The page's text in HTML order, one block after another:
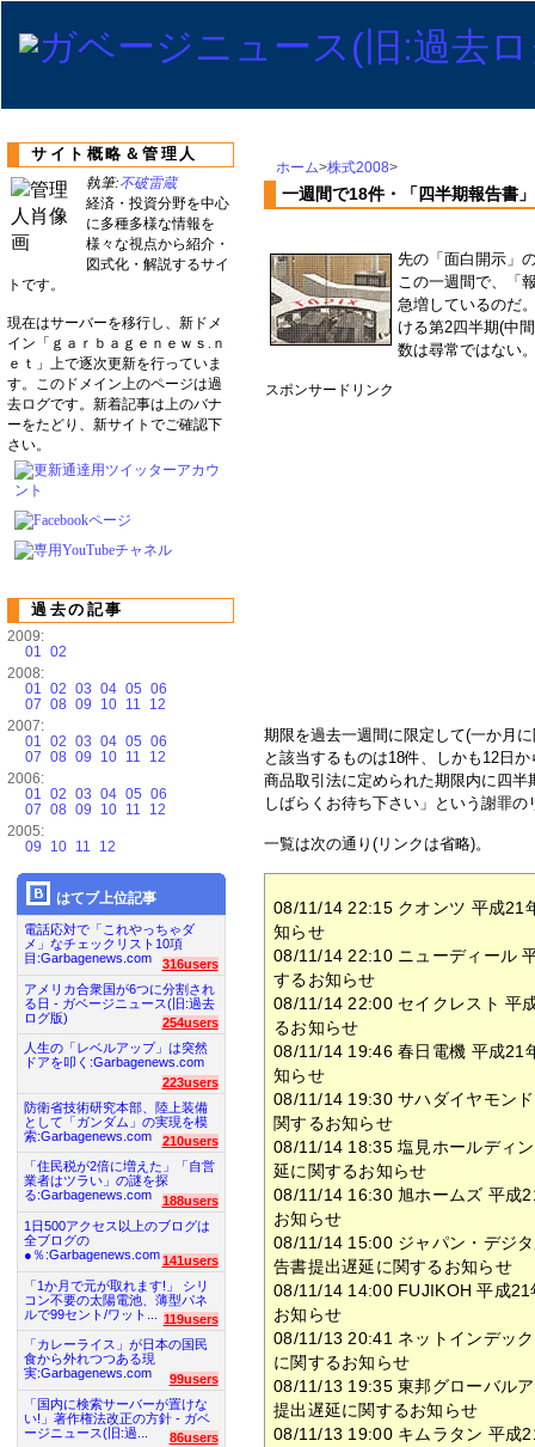
ホーム>株式2008>
一週間で18件・「四半期報告書
先の「面白開示」
この一週間で、「
急増しているのだ
ける第2四半期(中
数は尋常ではない
スポンサードリンク
期限を過去一週間に限定して(一か月
と該当するものは18件、しかも12日
商品取引法に定められた期限内に四
しばらくお待ち下さい」という謝罪の
一覧は次の通り(リンクは省略)。
08/11/14 22:15 クオンツ 平成21
知らせ
08/11/14 22:10 ニューディール
するお知らせ
08/11/14 22:00 セイクレスト 平
るお知らせ
08/11/14 19:46 春日電機 平成21
知らせ
08/11/14 19:30 サハダイヤモン
関するお知らせ
08/11/14 18:35 塩見ホールディ
延に関するお知らせ
08/11/14 16:30 旭ホームズ 平成
お知らせ
08/11/14 15:00 ジャパン・デジ
告書提出遅延に関するお知らせ
08/11/14 14:00 FUJIKOH 平成
お知らせ
08/11/13 20:41 ネットインデッ
に関するお知らせ
08/11/13 19:35 東邦グローバル
提出遅延に関するお知らせ
08/11/13 19:00 キムラタン 平成
サイト概略＆管理人
執筆:不破雷蔵
経済・投資分野を中心
に多種多様な情報を
様々な視点から紹介・
図式化・解説するサイ
トです。
現在はサーバーを移行し、新ドメ
イン「ｇａｒｂａｇｅｎｅｗｓ.ｎ
ｅｔ」上で逐次更新を行っていま
す。このドメイン上のページは過
去ログです。新着記事は上のバナ
ーをたどり、新サイトでご確認下
さい。
過去の記事
2009:
01 02
2008:
01 02 03 04 05 06
07 08 09 10 11
12
2007:
01 02 03 04 05 06
07 08 09 10 11
12
2006:
01 02 03 04 05 06
07 08 09 10 11
12
2005:
09
10 11 12
はてブ上位記事
電話応対で「これやっちゃダ
メ」なチェックリスト10項
目:Garbagenews.com
316users
アメリカ合衆国が6つに分割され
る日 - ガベージニュース(旧:過去
ログ版)
254users
人生の「レベルアップ」は突然
ドアを叩く:Garbagenews.com
223users
防衛省技術研究本部、陸上装備
として「ガンダム」の実現を模
索:Garbagenews.com
210users
「住民税が2倍に増えた」「自営
業者はツラい」の謎を探
る:Garbagenews.com
188users
1日500アクセス以上のブログは
全ブログの
●％:Garbagenews.com 141users
「1か月で元が取れます!」 シリ
コン不要の太陽電池、薄型パネ
ルで99セント/ワット...
119users
「カレーライス」が日本の国民
食から外れつつある現
実:Garbagenews.com
99users
「国内に検索サーバーが置けな
い!」著作権法改正の方針 - ガベ
ージニュース(旧:過...
86users